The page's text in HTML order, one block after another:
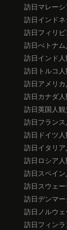
訪日マレー
訪日インド
訪日フィリ
訪日べトナ
訪日インド
訪日トルコ
訪日アメリ
訪日カナダ
訪日英国人観
訪日フラン
訪日ドイツ
訪日イタリ
訪日ロシア
訪日スペイ
訪日スウェ
訪日デンマ
訪日ノルウ
訪日フィン